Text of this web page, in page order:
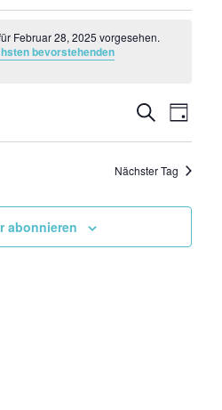
Februar 28, 2025 vorgesehen.
bevorstehenden
Suche
und
Suche
Tag
Nächster Tag
abonnieren